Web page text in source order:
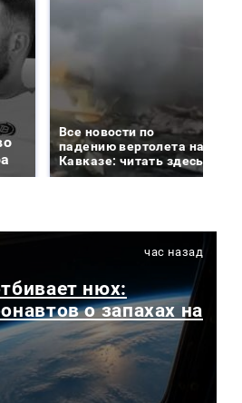
Все новости по
падению вертолета на
Кавказе: читать здесь
час назад
нюх:
о запахах на